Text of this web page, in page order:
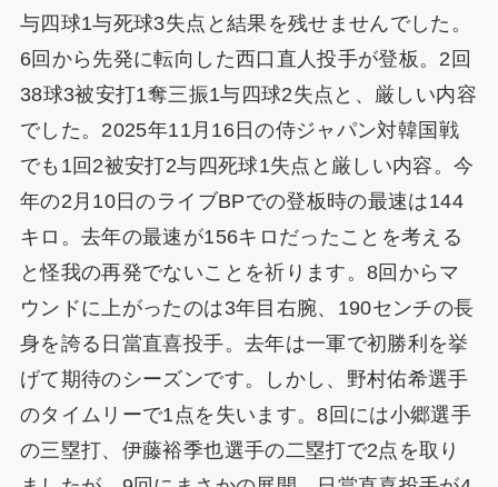
与四球1与死球3失点と結果を残せませんでした。
6回から先発に転向した西口直人投手が登板。2回
38球3被安打1奪三振1与四球2失点と、厳しい内容
でした。2025年11月16日の侍ジャパン対韓国戦
でも1回2被安打2与四死球1失点と厳しい内容。今
年の2月10日のライブBPでの登板時の最速は144
キロ。去年の最速が156キロだったことを考える
と怪我の再発でないことを祈ります。8回からマ
ウンドに上がったのは3年目右腕、190センチの長
身を誇る日當直喜投手。去年は一軍で初勝利を挙
げて期待のシーズンです。しかし、野村佑希選手
のタイムリーで1点を失います。8回には小郷選手
の三塁打、伊藤裕季也選手の二塁打で2点を取り